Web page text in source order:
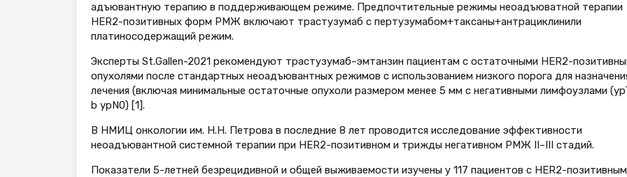
адъювантную терапию в поддерживающем режиме. Предпочтительные режимы неоадъюватной терапии
HER2-позитивных форм РМЖ включают трастузумаб с пертузумабом+таксаны+антрациклинили
платиносодержащий режим.
Эксперты St.Gallen-2021 рекомендуют трастузумаб–эмтанзин пациентам с остаточными HER2-
опухолями после стандартных неоадъювантных режимов с использованием низкого порога для
лечения (включая минимальные остаточные опухоли размером менее 5 мм с негативными лимфоузлами
b ypN0) [1].
В НМИЦ онкологии им. Н.Н. Петрова в последние 8 лет проводится исследование эффективности
неоадъювантной системной терапии при HER2-позитивном и трижды негативном РМЖ II–III стадий.
Показатели 5-летней безрецидивной и общей выживаемости изучены у 117 пациентов с HER2-позитивным